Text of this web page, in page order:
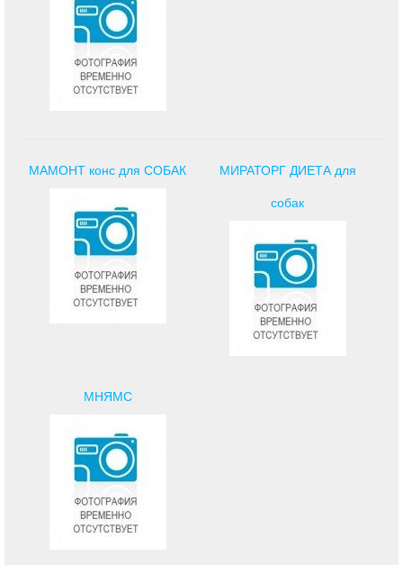
МАМОНТ конс для СОБАК МИРАТОРГ ДИЕТА для
собак
МНЯМС